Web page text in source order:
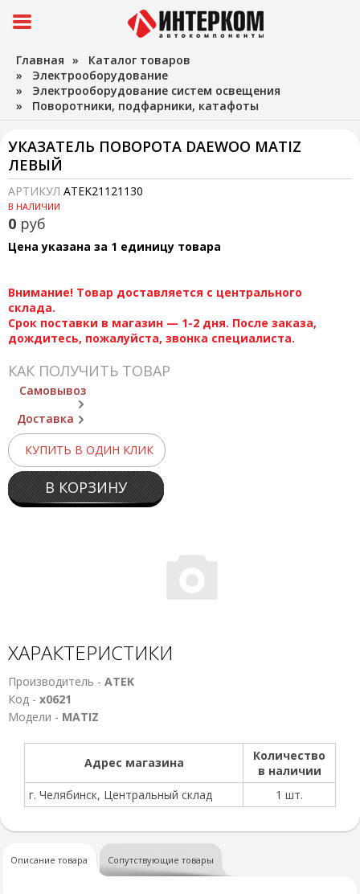
Главная » Каталог товаров
» Электрооборудование
» Электрооборудование систем освещения
» Поворотники, подфарники, катафоты
УКАЗАТЕЛЬ ПОВОРОТА DAEWOO MATIZ
ЛЕВЫЙ
АРТИКУЛ ATEK21121130
В НАЛИЧИИ
0 руб
Цена указана за 1 единицу товара
Внимание! Товар доставляется с центрального
склада.
Срок поставки в магазин — 1-2 дня. После заказа,
дождитесь, пожалуйста, звонка специалиста.
КАК ПОЛУЧИТЬ ТОВАР
Самовывоз
Доставка
КУПИТЬ В ОДИН КЛИК
В КОРЗИНУ
ХАРАКТЕРИСТИКИ
Производитель - ATEK
Код - х0621
Модели - MATIZ
Адрес магазина
Количество
в наличии
г. Челябинск, Центральный склад
1 шт.
Описание товара Сопутствующие товары